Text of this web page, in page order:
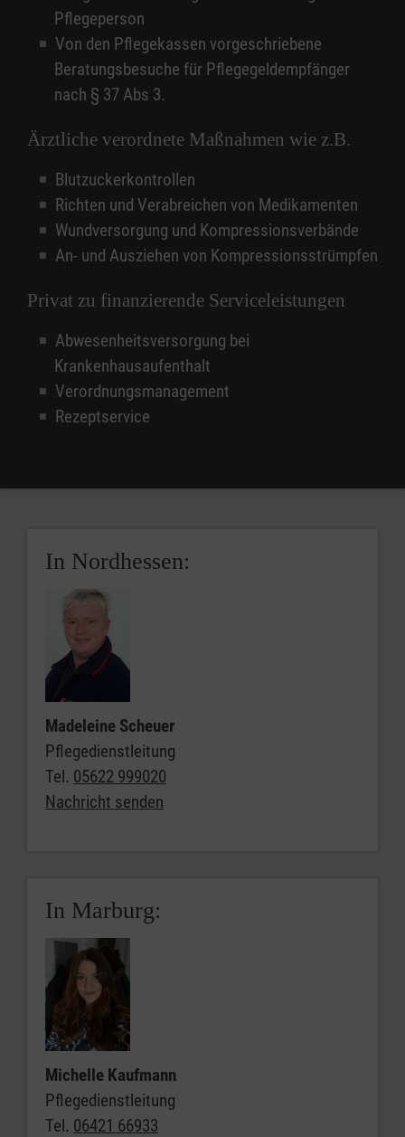
Pflegeperson
Von den Pflegekassen vorgeschriebene
Beratungsbesuche für Pflegegeldempfänger
nach § 37 Abs 3.
Ärztliche verordnete Maßnahmen wie z.B.
Blutzuckerkontrollen
Richten und Verabreichen von Medikamenten
Wundversorgung und Kompressionsverbände
An- und Ausziehen von Kompressionsstrümpfen
Privat zu finanzierende Serviceleistungen
Abwesenheitsversorgung bei
Krankenhausaufenthalt
Verordnungsmanagement
Rezeptservice
In Nordhessen:
Madeleine Scheuer
Pflegedienstleitung
Tel. 05622 999020
Nachricht senden
In Marburg:
Michelle Kaufmann
Pflegedienstleitung
Tel. 06421 66933